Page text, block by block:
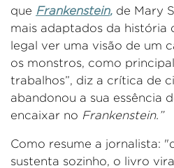
que Frankenstein, de Mary
mais adaptados da história
legal ver uma visão de um
os monstros, como
trabalhos”, diz a crítica de
abandonou a sua essência
encaixar no Frankenstein. ”
Como resume a jornalista:
sustenta sozinho, o livro